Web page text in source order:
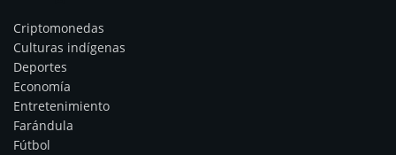
Criptomonedas
Culturas indígenas
Deportes
Economía
Entretenimiento
Farándula
Fútbol